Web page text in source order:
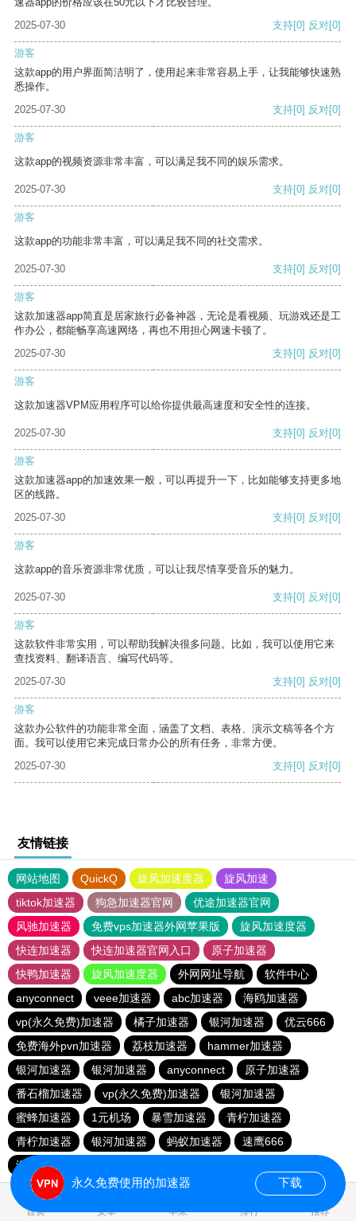
2025-07-30
支持[0] 反对[0]
游客
这款app的用户界面简洁明了，使用起来非常容易上手，让我能够快速熟
悉操作。
2025-07-30
支持[0] 反对[0]
游客
这款app的视频资源非常丰富，可以满足我不同的娱乐需求。
2025-07-30 支持[0] 反对[0]
游客
这款app的功能非常丰富，可以满足我不同的社交需求。
2025-07-30 支持[0] 反对[0]
游客
这款加速器app简直是居家旅行必备神器，无论是看视频、玩游戏还是工
作办公，都能畅享高速网络，再也不用担心网速卡顿了。
2025-07-30
支持[0] 反对[0]
游客
这款加速器VPM应用程序可以给你提供最高速度和安全性的连接。
2025-07-30 支持[0] 反对[0]
游客
这款加速器app的加速效果一般，可以再提升一下，比如能够支持更多地
区的线路。
2025-07-30
支持[0] 反对[0]
游客
这款app的音乐资源非常优质，可以让我尽情享受音乐的魅力。
2025-07-30 支持[0] 反对[0]
游客
这款软件非常实用，可以帮助我解决很多问题。比如，我可以使用它来
查找资料、翻译语言、编写代码等。
2025-07-30
支持[0] 反对[0]
游客
这款办公软件的功能非常全面，涵盖了文档、表格、演示文稿等各个方
面。我可以使用它来完成日常办公的所有任务，非常方便。
2025-07-30
支持[0] 反对[0]
友情链接
网站地图 QuickQ 旋风加速度器
旋风加速
tiktok加速器
狗急加速器官网
优途加速器官网
风驰加速器
免费vps加速器外网苹果版
旋风加速度器
快连加速器
快连加速器官网入口
原子加速器
快鸭加速器
旋风加速度器 外网网址导航
软件中心
anyconnect
veee加速器 abc加速器
海鸥加速器
vp(永久免费)加速器
橘子加速器 银河加速器
优云666
免费海外pvn加速器
荔枝加速器
hammer加速器
银河加速器
银河加速器 anyconnect
原子加速器
番石榴加速器
vp(永久免费)加速器
银河加速器
蜜蜂加速器
1元机场 暴雪加速器
青柠加速器
青柠加速器
银河加速器 蚂蚁加速器
速鹰666
海外梯子官网
首页 安卓 苹果 排行 推荐
永久免费使用的加速器 下载
0.188917s